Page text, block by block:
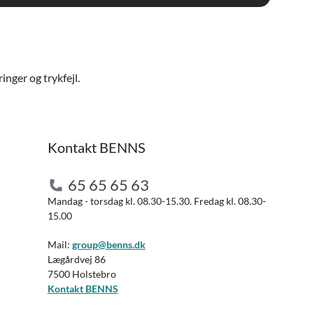
og trykfejl.
Kontakt BENNS
65 65 65 63
Mandag - torsdag kl. 08.30-15.30. Fredag kl. 08.30-
15.00
Mail: group@benns.dk
Lægårdvej 86
7500 Holstebro
Kontakt BENNS